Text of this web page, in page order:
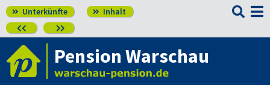
 Unterkünfte  Inhalt
 

Pension Warschau